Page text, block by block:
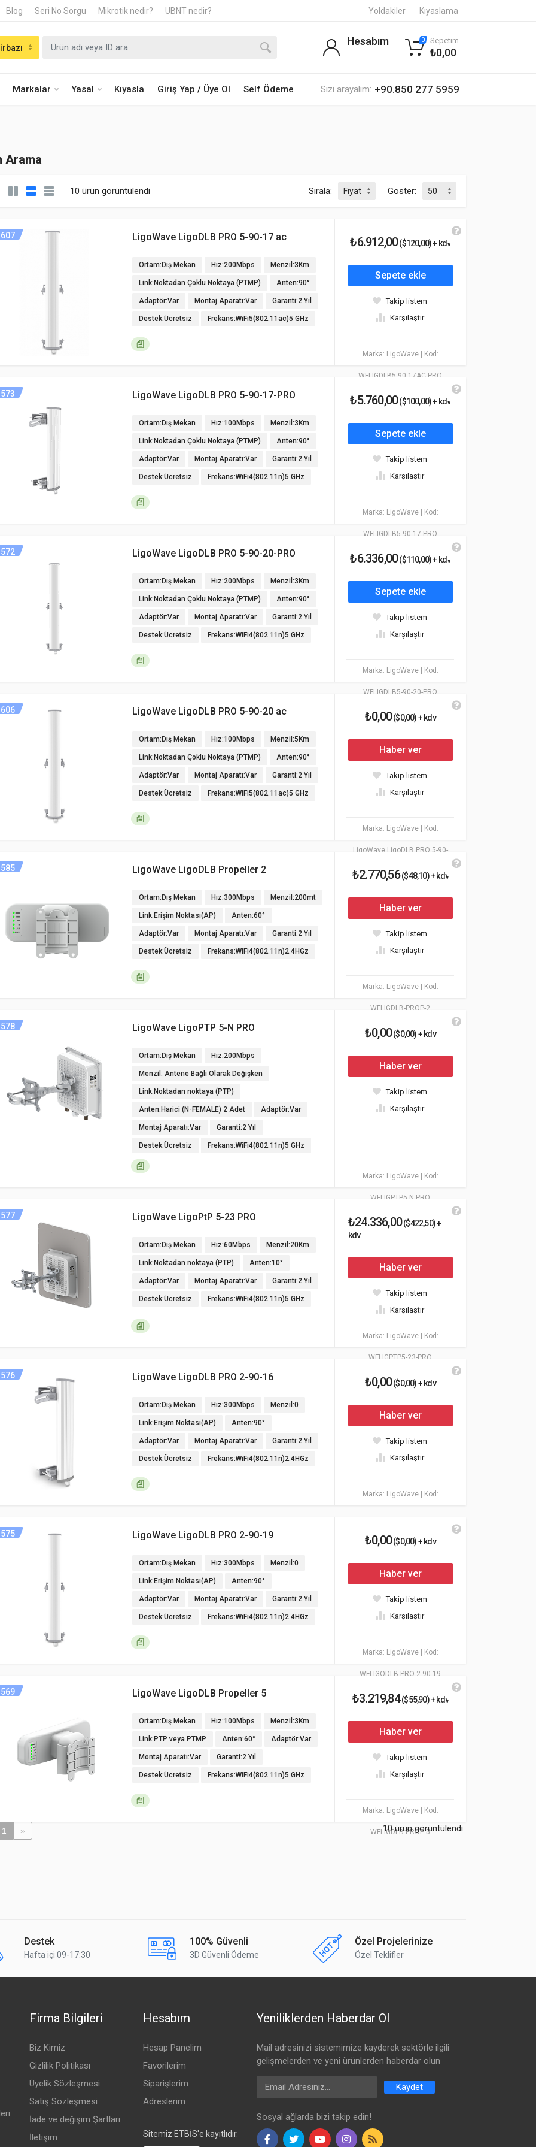
Blog Seri No Sorgu Mikrotik nedir? UBNT nedir? Yoldakiler Kıyaslama
Markalar Yasal Kıyasla Giriş Yap / Üye Ol Self Ödeme Sizi arayalım: +90.850 277 5959
Hesabım 0 Sepetim
₺0,00
Arama
10 ürün görüntülendi Sırala: Göster:
Marka: LigoWave | Kod:
WFLIGDLB5-90-17AC-PRO
LigoWave LigoDLB PRO 5-90-17 ac
Ortam:Dış Mekan Hız:200Mbps Menzil:3Km
Link:Noktadan Çoklu Noktaya (PTMP) Anten:90°
Adaptör:Var Montaj Aparatı:Var Garanti:2 Yıl
Destek:Ücretsiz Frekans:WiFi5(802.11ac)5 GHz
₺6.912,00($120,00) + kdv
Sepete ekle
Takip listem
Karşılaştır
Marka: LigoWave | Kod:
WFLIGDLB5-90-17-PRO
LigoWave LigoDLB PRO 5-90-17-PRO
Ortam:Dış Mekan Hız:100Mbps Menzil:3Km
Link:Noktadan Çoklu Noktaya (PTMP) Anten:90°
Adaptör:Var Montaj Aparatı:Var Garanti:2 Yıl
Destek:Ücretsiz Frekans:WiFi4(802.11n)5 GHz
₺5.760,00($100,00) + kdv
Sepete ekle
Takip listem
Karşılaştır
Marka: LigoWave | Kod:
WFLIGDLB5-90-20-PRO
LigoWave LigoDLB PRO 5-90-20-PRO
Ortam:Dış Mekan Hız:200Mbps Menzil:3Km
Link:Noktadan Çoklu Noktaya (PTMP) Anten:90°
Adaptör:Var Montaj Aparatı:Var Garanti:2 Yıl
Destek:Ücretsiz Frekans:WiFi4(802.11n)5 GHz
₺6.336,00($110,00) + kdv
Sepete ekle
Takip listem
Karşılaştır
Marka: LigoWave | Kod:
LigoWave LigoDLB PRO 5-90-
20AC
LigoWave LigoDLB PRO 5-90-20 ac
Ortam:Dış Mekan Hız:100Mbps Menzil:5Km
Link:Noktadan Çoklu Noktaya (PTMP) Anten:90°
Adaptör:Var Montaj Aparatı:Var Garanti:2 Yıl
Destek:Ücretsiz Frekans:WiFi5(802.11ac)5 GHz
₺0,00($0,00) + kdv
Haber ver
Takip listem
Karşılaştır
Marka: LigoWave | Kod:
WFLIGDLB-PROP-2
LigoWave LigoDLB Propeller 2
Ortam:Dış Mekan Hız:300Mbps Menzil:200mt
Link:Erişim Noktası(AP) Anten:60°
Adaptör:Var Montaj Aparatı:Var Garanti:2 Yıl
Destek:Ücretsiz Frekans:WiFi4(802.11n)2.4HGz
₺2.770,56($48,10) + kdv
Haber ver
Takip listem
Karşılaştır
Marka: LigoWave | Kod:
WFLIGPTP5-N-PRO
LigoWave LigoPTP 5-N PRO
Ortam:Dış Mekan Hız:200Mbps
Menzil: Antene Bağlı Olarak Değişken
Link:Noktadan noktaya (PTP)
Anten:Harici (N-FEMALE) 2 Adet Adaptör:Var
Montaj Aparatı:Var Garanti:2 Yıl
Destek:Ücretsiz Frekans:WiFi4(802.11n)5 GHz
₺0,00($0,00) + kdv
Haber ver
Takip listem
Karşılaştır
Marka: LigoWave | Kod:
WFLIGPTP5-23-PRO
LigoWave LigoPtP 5-23 PRO
Ortam:Dış Mekan Hız:60Mbps Menzil:20Km
Link:Noktadan noktaya (PTP) Anten:10°
Adaptör:Var Montaj Aparatı:Var Garanti:2 Yıl
Destek:Ücretsiz Frekans:WiFi4(802.11n)5 GHz
₺24.336,00($422,50) +
kdv
Haber ver
Takip listem
Karşılaştır
Marka: LigoWave | Kod:
LigoWave LigoDLB PRO 2-90-16
Ortam:Dış Mekan Hız:300Mbps Menzil:0
Link:Erişim Noktası(AP) Anten:90°
Adaptör:Var Montaj Aparatı:Var Garanti:2 Yıl
Destek:Ücretsiz Frekans:WiFi4(802.11n)2.4HGz
₺0,00($0,00) + kdv
Haber ver
Takip listem
Karşılaştır
Marka: LigoWave | Kod:
WFLIGODLB PRO 2-90-19
LigoWave LigoDLB PRO 2-90-19
Ortam:Dış Mekan Hız:300Mbps Menzil:0
Link:Erişim Noktası(AP) Anten:90°
Adaptör:Var Montaj Aparatı:Var Garanti:2 Yıl
Destek:Ücretsiz Frekans:WiFi4(802.11n)2.4HGz
₺0,00($0,00) + kdv
Haber ver
Takip listem
Karşılaştır
Marka: LigoWave | Kod:
WFLIGDLB-PROP-5
LigoWave LigoDLB Propeller 5
Ortam:Dış Mekan Hız:100Mbps Menzil:3Km
Link:PTP veya PTMP Anten:60° Adaptör:Var
Montaj Aparatı:Var Garanti:2 Yıl
Destek:Ücretsiz Frekans:WiFi4(802.11n)5 GHz
₺3.219,84($55,90) + kdv
Haber ver
Takip listem
Karşılaştır
1 » 10 ürün görüntülendi
Destek
Hafta içi 09-17:30
100% Güvenli
3D Güvenli Ödeme
Özel Projelerinize
Özel Teklifler
Firma Bilgileri
Biz Kimiz
Gizlilik Politikası
Üyelik Sözleşmesi
Satış Sözleşmesi
İade ve değişim Şartları
İletişim
Hesabım
Hesap Panelim
Favorilerim
Siparişlerim
Adreslerim
Sitemiz ETBİS'e kayıtlıdır.
Yeniliklerden Haberdar Ol
Mail adresinizi sistemimize kayderek sektörle ilgili
gelişmelerden ve yeni ürünlerden haberdar olun
Email Address
Kaydet
Sosyal ağlarda bizi takip edin!